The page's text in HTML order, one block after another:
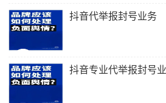
抖音代举报封号业务
抖音专业代举报封号